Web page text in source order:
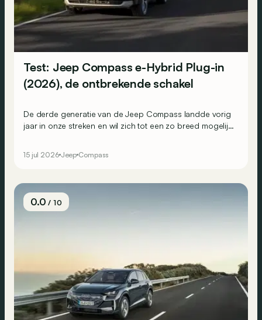
Test: Jeep Compass e-Hybrid Plug-in
(2026), de ontbrekende schakel
De derde generatie van de Jeep Compass landde vorig
jaar in onze streken en wil zich tot een zo breed mogelijk
wordt nu aangevuld met een plug-inhybride die voor
15 jul 2026 Jeep Compass
0.0/ 10